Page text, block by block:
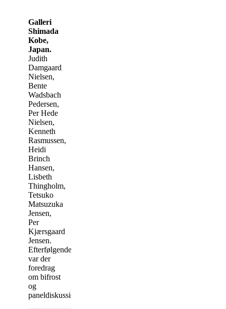
Galleri
Shimada
Kobe,
Japan.
Judith
Damgaard
Nielsen,
Bente
Wadsbach
Pedersen,
Per Hede
Nielsen,
Kenneth
Rasmussen,
Heidi
Brinch
Hansen,
Lisbeth
Thingholm,
Tetsuko
Matsuzuka
Jensen,
Per
Kjærsgaard
Jensen.
Efterfølgende
var der
foredrag
om bifrost
og
paneldiskussion.